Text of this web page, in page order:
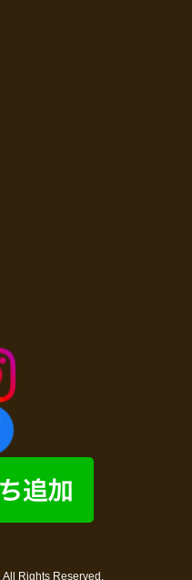
All Rights Reserved.